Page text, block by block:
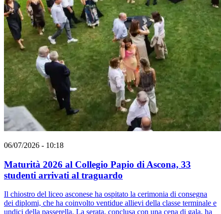
06/07/2026 - 10:18
Maturità 2026 al Collegio Papio di Ascona, 33
studenti arrivati al traguardo
Il chiostro del liceo asconese ha ospitato la cerimonia di consegna
dei diplomi, che ha coinvolto ventidue allievi della classe terminale e
undici della passerella. La serata, conclusa con una cena di gala, ha